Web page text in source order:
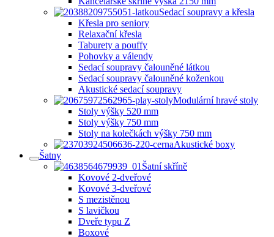
Sedací soupravy a křesla
Křesla pro seniory
Relaxační křesla
Taburety a pouffy
Pohovky a válendy
Sedací soupravy čalouněné látkou
Sedací soupravy čalouněné koženkou
Akustické sedací soupravy
Modulární hravé stoly
Stoly výšky 520 mm
Stoly výšky 750 mm
Stoly na kolečkách výšky 750 mm
Akustické boxy
Šatny
Šatní skříně
Kovové 2-dveřové
Kovové 3-dveřové
S mezistěnou
S lavičkou
Dveře typu Z
Boxové